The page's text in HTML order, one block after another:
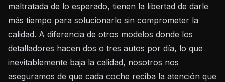
maltratada de lo esperado, tienen la libertad de darle
más tiempo para solucionarlo sin comprometer la
calidad. A diferencia de otros modelos donde los
detalladores hacen dos o tres autos por día, lo que
inevitablemente baja la calidad, nosotros nos
aseguramos de que cada coche reciba la atención que